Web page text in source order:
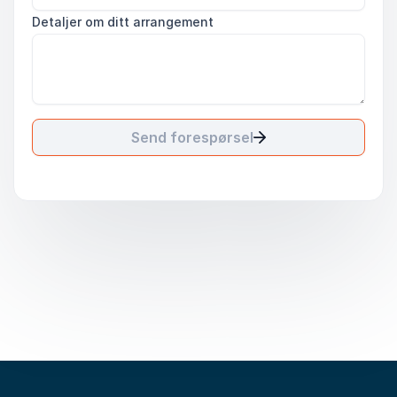
Detaljer om ditt arrangement
Send forespørsel